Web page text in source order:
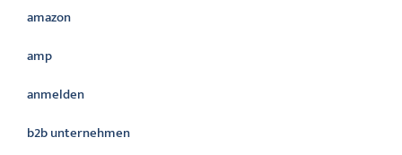
amazon
amp
anmelden
b2b unternehmen